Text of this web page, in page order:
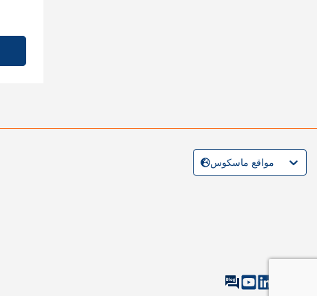
مواقع ماسكوس